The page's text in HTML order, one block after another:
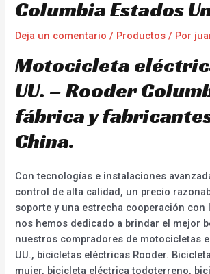
Columbia Estados
Deja un comentario / Productos / Por
Motocicleta
UU. – Rooder
fábrica y
China.
Con tecnologías e instalaciones
control de alta calidad, un precio
soporte y una estrecha cooperación con
nos hemos dedicado a brindar el mejor
nuestros compradores de motocicletas
UU., bicicletas eléctricas Rooder.
mujer, bicicleta eléctrica todoterreno,